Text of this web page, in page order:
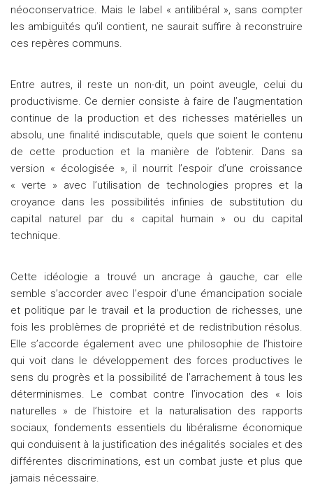
néoconservatrice. Mais le label « antilibéral », sans compter
les ambiguïtés qu’il contient, ne saurait suffire à reconstruire
ces repères communs.
Entre autres, il reste un non-dit, un point aveugle, celui du
productivisme. Ce dernier consiste à faire de l’augmentation
continue de la production et des richesses matérielles un
absolu, une finalité indiscutable, quels que soient le contenu
de cette production et la manière de l’obtenir. Dans sa
version « écologisée », il nourrit l’espoir d’une croissance
« verte » avec l’utilisation de technologies propres et la
croyance dans les possibilités infinies de substitution du
capital naturel par du « capital humain » ou du capital
technique.
Cette idéologie a trouvé un ancrage à gauche, car elle
semble s’accorder avec l’espoir d’une émancipation sociale
et politique par le travail et la production de richesses, une
fois les problèmes de propriété et de redistribution résolus.
Elle s’accorde également avec une philosophie de l’histoire
qui voit dans le développement des forces productives le
sens du progrès et la possibilité de l’arrachement à tous les
déterminismes. Le combat contre l’invocation des « lois
naturelles » de l’histoire et la naturalisation des rapports
sociaux, fondements essentiels du libéralisme économique
qui conduisent à la justification des inégalités sociales et des
différentes discriminations, est un combat juste et plus que
jamais nécessaire.